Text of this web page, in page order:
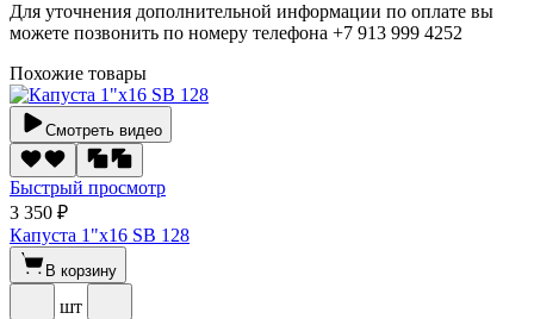
Для уточнения дополнительной информации по оплате вы
можете позвонить по номеру телефона +7 913 999 4252
Похожие товары
Смотреть видео
Быстрый просмотр
3 350 ₽
Капуста 1"х16 SВ 128
В корзину
шт